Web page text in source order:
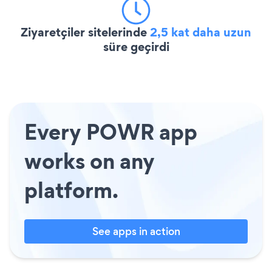
Ziyaretçiler sitelerinde2,5 kat daha uzun
süre geçirdi
Every POWR app
works on any
platform.
See apps in action